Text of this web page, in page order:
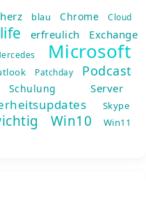
blau Chrome
Cloud
erfreulich Exchange
Microsoft
Patchday Podcast
Schulung Server
Skype
Win10 Win11